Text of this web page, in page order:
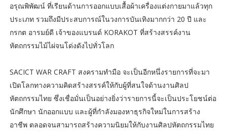
อรุณพิพัฒน์ ที่เรียนด้านการออกแบบเสื้อผ้าเครื่องแต่งกายมาแล้วทุก
ประเภท รวมถึงมีประสบการณ์ในวงการบันเทิงมากกว่า 20 ปี และ
กรกต อารมย์ดี เจ้าของแบรนด์ KORAKOT ที่สร้างสรรค์งาน
หัตถกรรมไม้ไผ่จนโด่งดังไปทั่วโลก
SACICT WAR CRAFT สงครามทำมือ จะเป็นอีกหนึ่งรายการที่จะมา
เปิดโลกทางความคิดสร้างสรรค์ให้กับผู้ที่สนใจด้านงานศิลป
หัตถกรรมไทย ซึ่งเชื่อมั่นเป็นอย่างยิ่งว่ารายการนี้จะเป็นประโยชน์ต่อ
นักศึกษา นักออกแบบ และผู้ที่กำลังมองหาธุรกิจใหม่ในการสร้าง
อาชีพ ตลอดจนสามารถสร้างความนิยมให้กับงานศิลปหัตถกรรมไทย